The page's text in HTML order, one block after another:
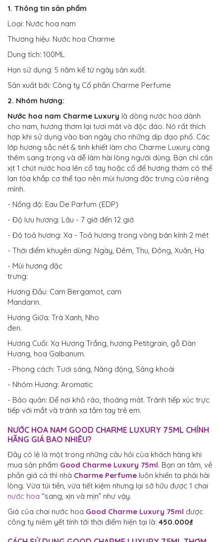
1. Thông tin sản phẩm
Loại: Nước hoa nam
Thương hiệu: Nước hoa Charme
Dung tích: 100ML
Hạn sử dụng: 5 năm kể từ ngày sản xuất.
Sản xuất bởi: Công ty Cổ phần Charme Perfume
2. Nhóm hương:
Nước hoa nam Charme Luxury là dòng nước hoa dành
cho nam, hương thơm lại tươi mát và độc đáo. Nó rất thích
hợp khi sử dụng vào ban ngày cho những dịp đạo phố. Các
lớp hương sắc nét & tinh khiết làm cho Charme Luxury càng
thêm sang trọng và dễ làm hài lòng người dùng. Bạn chỉ cần
xịt 1 chút nước hoa lên cổ tay hoặc cổ để hương thơm có thể
lan tỏa khắp cơ thể tạo nên mùi hương đặc trưng của riêng
mình.
- Nồng độ: Eau De Parfum (EDP)
- Độ lưu hương: Lâu - 7 giờ đến 12 giờ
- Độ toả hương: Xa - Toả hương trong vòng bán kính 2 mét
- Thời điểm khuyên dùng: Ngày, Đêm, Thu, Đông, Xuân, Hạ
- Mùi hương đặc
trưng:
Hương Đầu: Cam Bergamot, cam
Mandarin.
Hương Giữa: Trà Xanh, Nho
đen.
Hương Cuối: Xạ Hương Trắng, hương Petitgrain, gỗ Đàn
Hương, hoa Galbanum.
- Phong cách: Tươi sáng, Năng động, Sảng khoái
- Nhóm Hương: Aromatic
- Bảo quản: Để nơi khô ráo, thoáng mát. Tránh tiếp xúc trực
tiếp với mắt và tránh xa tầm tay trẻ em.
NƯỚC HOA NAM GOOD CHARME LUXURY 75ML CHÍNH
HÃNG GIÁ BAO NHIÊU?
Đây có lẻ là một trong những câu hỏi của khách hàng khi
mua sản phẩm Good Charme Luxury 75ml. Bạn an tâm, về
phần giá cả thì nhà Charme Perfume luôn khiến ta phải hài
lòng. Vừa túi tiền, vừa tiết kiệm nhưng lại sở hữu được 1 chai
nước hoa “sang, xịn và mịn” như vậy.
Giá của chai nước hoa Good Charme Luxury 75ml được
công ty niêm yết tính tới thời điểm hiện tại là: 450.000₫